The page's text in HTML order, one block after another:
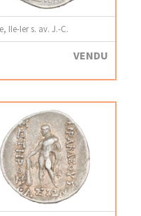
IIe-Ier s. av. J.-C.
VENDU